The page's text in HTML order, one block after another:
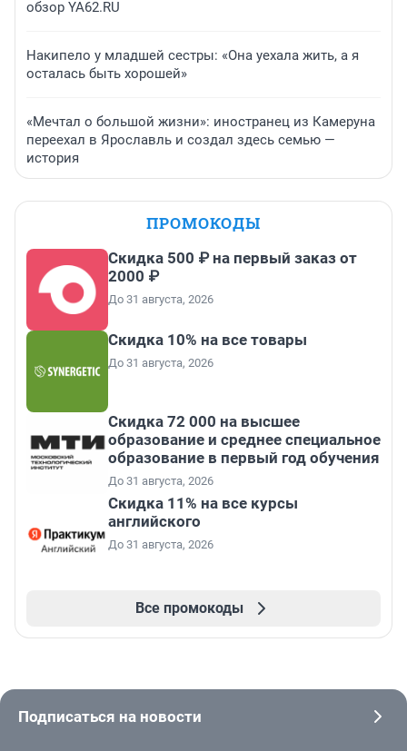
обзор YA62.RU
Накипело у младшей сестры: «Она уехала жить, а я
осталась быть хорошей»
«Мечтал о большой жизни»: иностранец из Камеруна
переехал в Ярославль и создал здесь семью —
история
ПРОМОКОДЫ
Скидка 500 ₽ на первый заказ от
2000 ₽
До 31 августа, 2026
Скидка 10% на все товары
До 31 августа, 2026
Скидка 72 000 на высшее
образование и среднее специальное
образование в первый год обучения
До 31 августа, 2026
Скидка 11% на все курсы
английского
До 31 августа, 2026
Все промокоды
Подписаться на новости